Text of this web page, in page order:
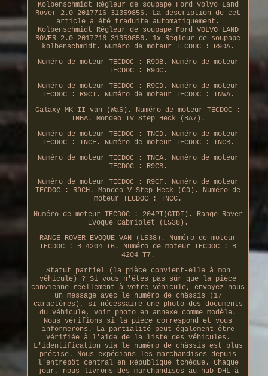
Kolbenschmidt Régleur de soupape Ford Volvo Land
Rover 2.0 2017716 31359856. La description de cet
article a été traduite automatiquement.
Kolbenschmidt Régleur de soupape Ford VOLVO LAND
ROVER 2.0 2017716 31359856. 1x Régleur de soupape
kolbenschmidt. Numéro de moteur TECDOC : R9DA.
Numéro de moteur TECDOC : R9DB. Numéro de moteur
TECDOC : R9DC.
Numéro de moteur TECDOC : R9CD. Numéro de moteur
TECDOC : R9CI. Numéro de moteur TECDOC : TNWA.
Galaxy MK II van (Wa6). Numéro de moteur TECDOC :
TNBA. Mondeo IV Step Heck (BA7).
Numéro de moteur TECDOC : TNCD. Numéro de moteur
TECDOC : TNCF. Numéro de moteur TECDOC : TNCB.
Numéro de moteur TECDOC : TNCA. Numéro de moteur
TECDOC : R9CB.
Numéro de moteur TECDOC : R9CF. Numéro de moteur
TECDOC : R9CH. Mondeo V Step Heck (CD). Numéro de
moteur TECDOC : TNCC.
Numéro de moteur TECDOC : 204PT(GTDI). Range Rover
Evoque Cabriolet (L538).
RANGE ROVER EVOQUE VAN (L538). Numéro de moteur
TECDOC : B 4204 T6. Numéro de moteur TECDOC : B
4204 T7.
Statut partiel (la pièce convient-elle à mon
véhicule) ? Si vous n'êtes pas sûr que la pièce
convienne réellement à votre véhicule, envoyez-nous
un message avec le numéro de châssis (17
caractères), si nécessaire une photo des documents
du véhicule, voir photo en annexe comme modèle.
Nous vérifions si la pièce correspond et vous
informerons. La partialité peut également être
vérifiée à l'aide de la liste des véhicules.
L'identification via le numéro de châssis est plus
précise. Nous expédions les marchandises depuis
l'entrepôt central en République tchèque. Chaque
jour, nous livrons des marchandises au hub DHL à